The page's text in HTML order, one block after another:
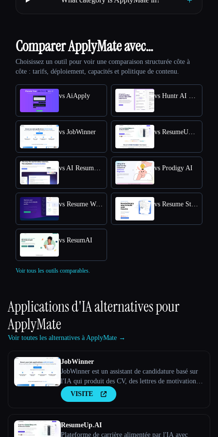
Comparer ApplyMate avec…
Choisissez un outil pour voir une comparaison structurée côte à
côte : tarifs, déploiement, capacités et politique de contenu.
vs AiApply vs Huntr AI Resume Builder
vs JobWinner vs ResumeUp.AI
vs AI Resume Editor vs Prodigy AI
vs Resume Worded vs Resume Studio
vs ResumAI
Voir tous les outils comparables.
Applications d'IA alternatives pour
ApplyMate
Voir toutes les alternatives à ApplyMate →
JobWinner
JobWinner est un assistant de candidature basé sur
l'IA qui produit des CV, des lettres de motivation et
des documents de préparation aux entretiens sur
mesure.
VISITE
ResumeUp.AI
Plateforme de carrière alimentée par l'IA avec